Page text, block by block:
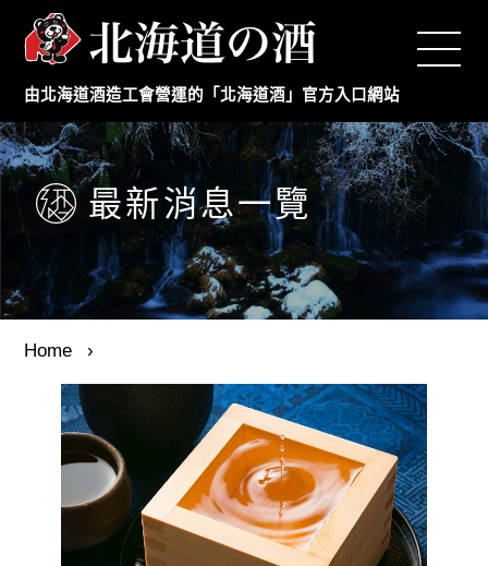
由北海道酒造工會營運的「北海道酒」官方入口網站
Top
日本酒製造商
本格燒酒製造商
最新消息
年度活動訊息
日本酒的小常識
工會概要
連結
最新消息一覽
Home